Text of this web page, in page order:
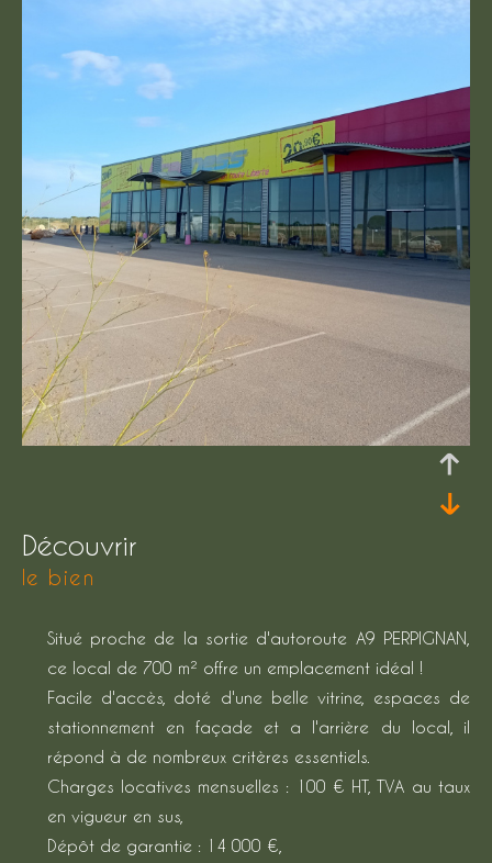
découvrir
le bien
Situé proche de la sortie d'autoroute A9 PERPIGNAN,
ce local de 700 m² offre un emplacement idéal !
Facile d'accès, doté d'une belle vitrine, espaces de
stationnement en façade et a l'arrière du local, il
répond à de nombreux critères essentiels.
Charges locatives mensuelles : 100 € HT, TVA au taux
en vigueur en sus,
Dépôt de garantie : 14 000 €,
Rechercher